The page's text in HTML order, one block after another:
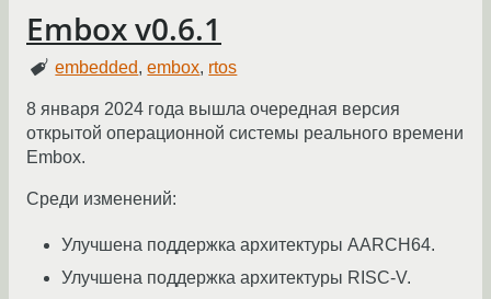
Embox v0.6.1
embedded,embox, rtos
8 января 2024 года вышла очередная версия
открытой операционной системы реального времени
Embox.
Среди изменений:
Улучшена поддержка архитектуры AARCH64.
Улучшена поддержка архитектуры RISC-V.